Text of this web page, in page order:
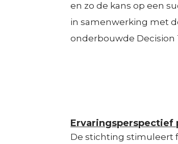
en zo de kans op een
in samenwerking met
onderbouwde Decision
Ervaringsperspectief
De stichting stimuleert